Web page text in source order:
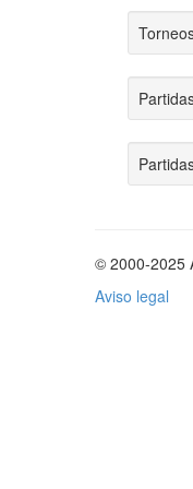
© 2000-2025
Aviso legal